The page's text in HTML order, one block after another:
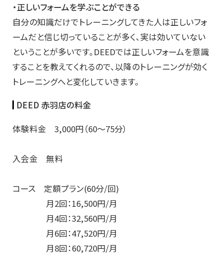
・正しいフォームを学ぶことができる
自分の知識だけでトレーニングしてきた人は正しいフォ
ームだと信じ切っていることが多く、実は効いていない
ということが多いです。DEEDでは正しいフォームを意識
することを教えてくれるので、以降のトレーニングが効く
トレーニングへと変化していきます。
DEED 赤羽店の料金
体験料金 3,000円（60～75分）
入会金 無料
コース 定額プラン(60分/回)
月2回：16,500円/月
月4回：32,560円/月
月6回：47,520円/月
月8回：60,720円/月